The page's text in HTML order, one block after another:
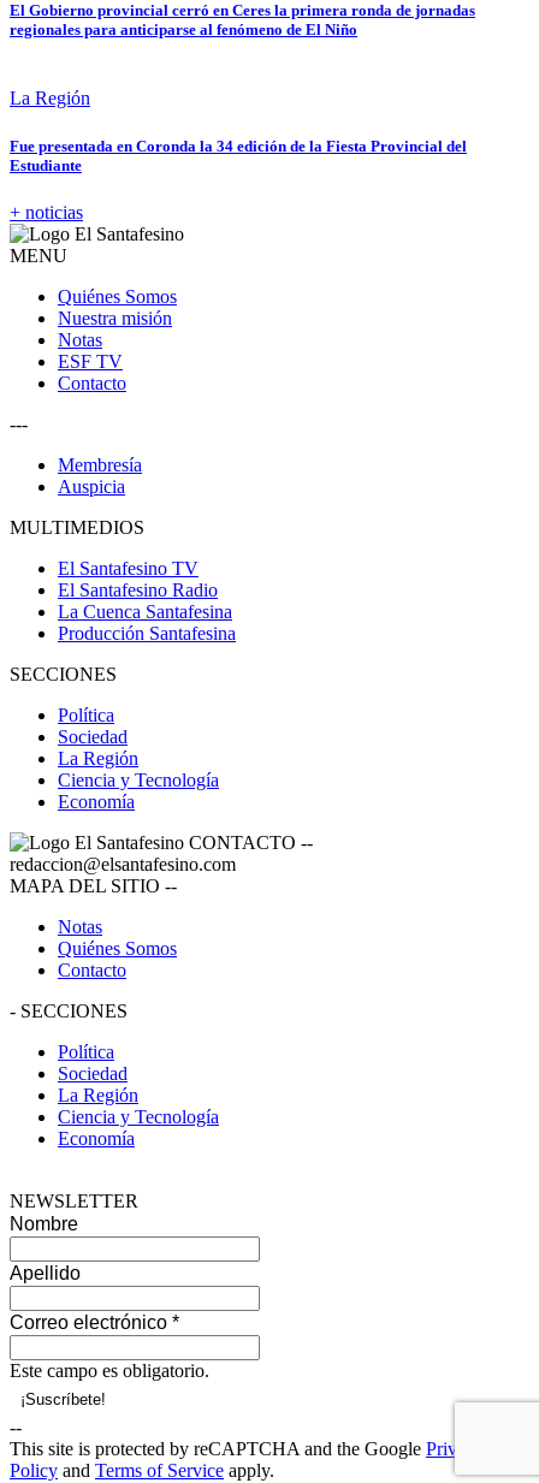
El Gobierno provincial cerró en Ceres la primera ronda de jornadas
regionales para anticiparse al fenómeno de El Niño
La Región
Fue presentada en Coronda la 34 edición de la Fiesta Provincial del
Estudiante
+ noticias
MENU
Quiénes Somos
Nuestra misión
Notas
ESF TV
Contacto
---
Membresía
Auspicia
MULTIMEDIOS
El Santafesino TV
El Santafesino Radio
La Cuenca Santafesina
Producción Santafesina
SECCIONES
Política
Sociedad
La Región
Ciencia y Tecnología
Economía
CONTACTO --
redaccion@elsantafesino.com
MAPA DEL SITIO --
Notas
Quiénes Somos
Contacto
- SECCIONES
Política
Sociedad
La Región
Ciencia y Tecnología
Economía
NEWSLETTER
Nombre
Apellido
Correo electrónico *
Este campo es obligatorio.
--
This site is protected by reCAPTCHA and the Google Privacy
Policy and Terms of Service apply.